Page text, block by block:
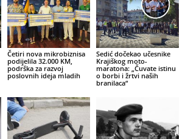
Četiri nova mikrobiznisa
podijelila 32.000 KM,
podrška za razvoj
poslovnih ideja mladih
Sedić dočekao učesnike
Krajiškog moto-
maratona: „Čuvate istinu
o borbi i žrtvi naših
branilaca“